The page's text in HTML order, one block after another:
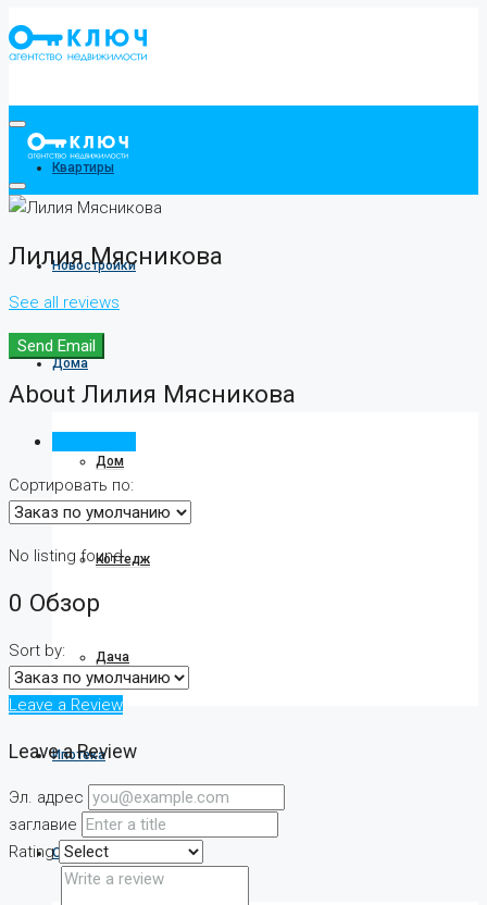
Квартиры
Новостройки
Дома
Дом
Коттедж
Дача
Ипотека
О компании
Лилия Мясникова
See all reviews
Send Email
About Лилия Мясникова
Сортировать по:
No listing found.
0 Обзор
Sort by:
Leave a Review
Leave a Review
Эл. адрес
заглавие
Rating